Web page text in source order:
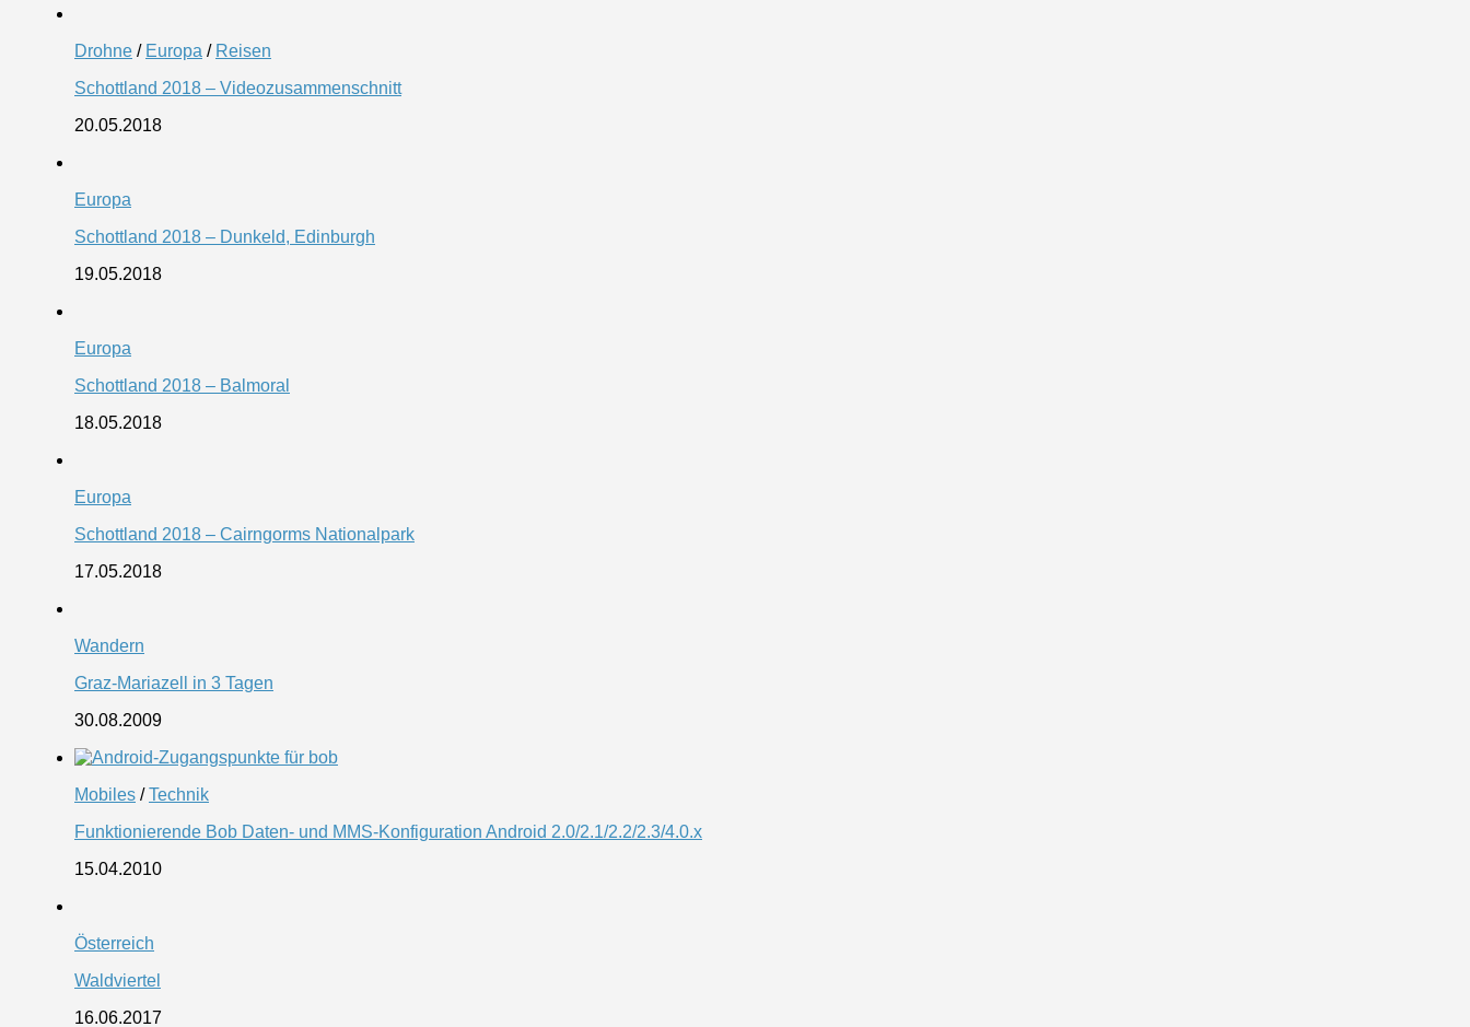
Drohne / Europa / Reisen
Schottland 2018 – Videozusammenschnitt
20.05.2018
Europa
Schottland 2018 – Dunkeld, Edinburgh
19.05.2018
Europa
Schottland 2018 – Balmoral
18.05.2018
Europa
Schottland 2018 – Cairngorms Nationalpark
17.05.2018
Wandern
Graz-Mariazell in 3 Tagen
30.08.2009
Mobiles /Technik
Funktionierende Bob Daten- und MMS-Konfiguration Android 2.0/2.1/2.2/2.3/4.0.x
15.04.2010
Österreich
Waldviertel
16.06.2017